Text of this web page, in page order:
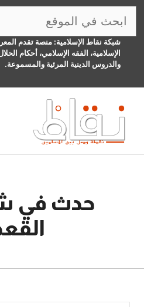
انتقل
المحتوىشبكة نقاط الإسلامية: منصة تقدم
الإسلامية، الفقه الإسلامي، أحكام
والدروس الدينية المرئية والمسموعة.
حدث في